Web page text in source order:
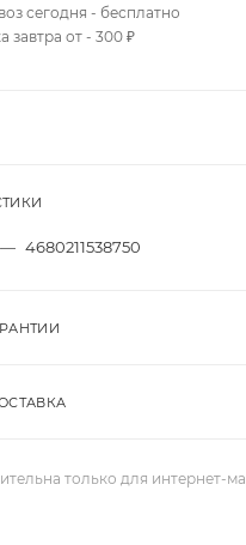
сегодня - бесплатно
завтра от - 300 ₽
— 4680211538750
только для интернет-